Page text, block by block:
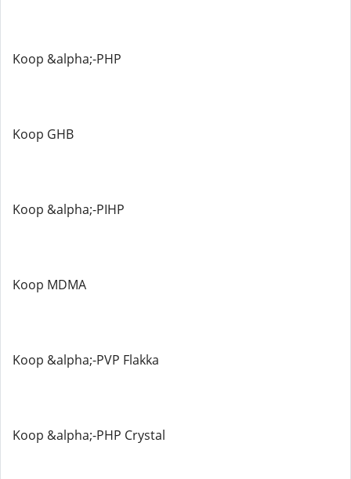
Koop &alpha;-PHP
Koop GHB
Koop &alpha;-PIHP
Koop MDMA
Koop &alpha;-PVP Flakka
Koop &alpha;-PHP Crystal